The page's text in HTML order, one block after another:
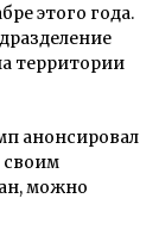
этого года.
территории
анонсировал
своим
можно